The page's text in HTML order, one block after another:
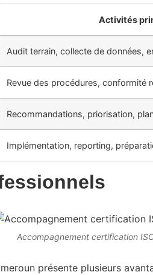
Activités
Audit terrain, collecte de données,
Revue des procédures, conformité
Recommandations, priorisation,
Implémentation, reporting,
Accompagnement certification
présente plusieurs